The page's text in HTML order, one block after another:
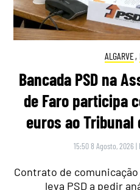
ALGARVE,
Bancada PSD na
de Faro participa
euros ao Tribunal
15:50 8 Agosto, 2026 |
Contrato de comunicação
leva PSD a pedir